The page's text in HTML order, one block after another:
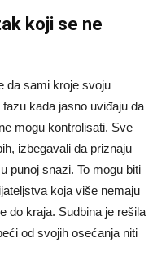
koji se ne
da sami kroje svoju
kada jasno uviđaju da
mogu kontrolisati. Sve
izbegavali da priznaju
punoj snazi. To mogu biti
koja više nemaju
do kraja. Sudbina je rešila
od svojih osećanja niti